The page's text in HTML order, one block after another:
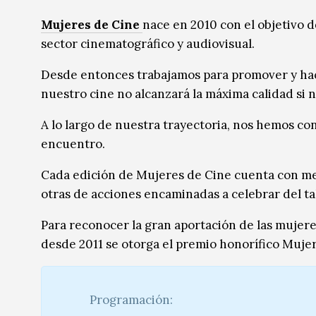
Música
Música
Sin categoría Sin categoría
Mujeres de Cine nace en 2010 con el objetivo
sector cinematográfico y audiovisual.
Desde entonces trabajamos para promover y
nuestro cine no alcanzará la máxima calidad si
A lo largo de nuestra trayectoria, nos hemos
encuentro.
Cada edición de Mujeres de Cine cuenta con
otras de acciones encaminadas a celebrar del
Para reconocer la gran aportación de las
desde 2011 se otorga el premio honorífico
Programación: